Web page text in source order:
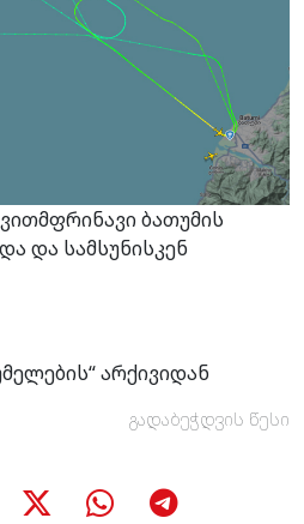
ბათუმის
და სამსუნისკენ
არქივიდან
გადაბეჭდვის წესი